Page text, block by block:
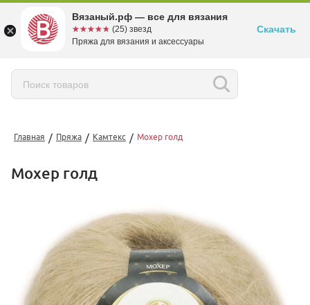
Главная / Пряжа / Камтекс / Мохер голд
Мохер голд
Вязаный.рф — все для вязания
☆☆☆☆☆
★★★★★ (25) звезд
Пряжа для вязания и аксессуары
Скачать